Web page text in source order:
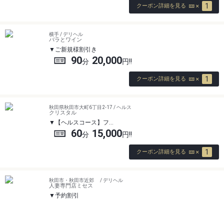
クーポン詳細を見る 1
横手 / デリヘル
バラとワイン
ご新規様割引き
90 20,000
クーポン詳細を見る 1
秋田県秋田市大町6丁目2-17 / ヘルス
クリスタル
【ヘルスコース】フ…
60 15,000
クーポン詳細を見る 1
秋田市・秋田市近郊 / デリヘル
人妻専門店ミセス
予約割引